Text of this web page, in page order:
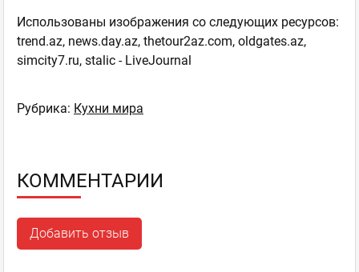
Использованы изображения со следующих ресурсов:
trend.az, news.day.az, thetour2az.com, oldgates.az,
simcity7.ru, stalic - LiveJournal
Рубрика: Кухни мира
КОММЕНТАРИИ
Добавить отзыв